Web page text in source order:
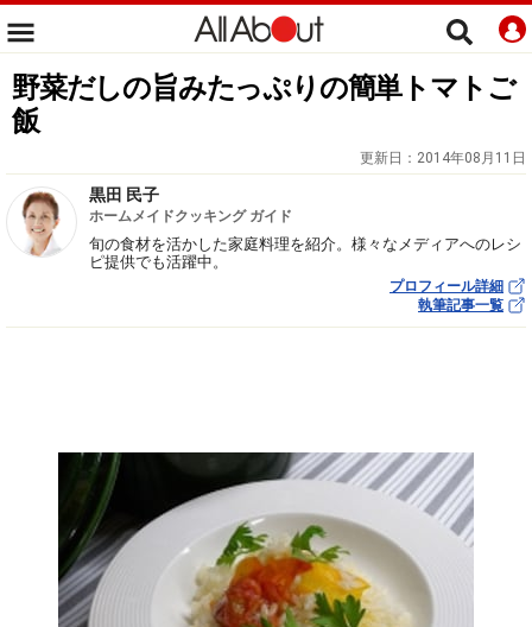
野菜だしの旨みたっぷりの簡単トマトご
飯
更新日： 2014年08月11日
黒田 民子
ホームメイドクッキング ガイド
旬の食材を活かした家庭料理を紹介。様々なメディアへのレシ
ピ提供でも活躍中。
プロフィール詳細
執筆記事一覧